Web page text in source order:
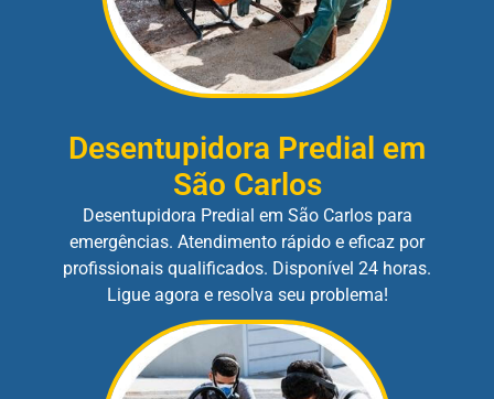
Desentupidora Predial em
São Carlos
Desentupidora Predial em São Carlos para
emergências. Atendimento rápido e eficaz por
profissionais qualificados. Disponível 24 horas.
Ligue agora e resolva seu problema!